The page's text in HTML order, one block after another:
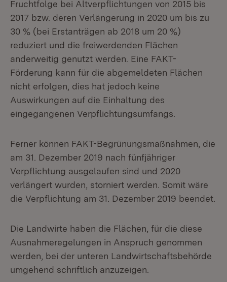
Fruchtfolge bei Altverpflichtungen von 2015 bis
2017 bzw. deren Verlängerung in 2020 um bis zu
30 % (bei Erstanträgen ab 2018 um 20 %)
reduziert und die freiwerdenden Flächen
anderweitig genutzt werden. Eine FAKT-
Förderung kann für die abgemeldeten Flächen
nicht erfolgen, dies hat jedoch keine
Auswirkungen auf die Einhaltung des
eingegangenen Verpflichtungsumfangs.
Ferner können FAKT-Begrünungsmaßnahmen, die
am 31. Dezember 2019 nach fünfjähriger
Verpflichtung ausgelaufen sind und 2020
verlängert wurden, storniert werden. Somit wäre
die Verpflichtung am 31. Dezember 2019 beendet.
Die Landwirte haben die Flächen, für die diese
Ausnahmeregelungen in Anspruch genommen
werden, bei der unteren Landwirtschaftsbehörde
umgehend schriftlich anzuzeigen.